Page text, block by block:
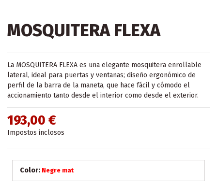
MOSQUITERA FLEXA
La MOSQUITERA FLEXA es una elegante mosquitera enrollable
lateral, ideal para puertas y ventanas; diseño ergonómico de
perfil de la barra de la maneta, que hace fácil y cómodo el
accionamiento tanto desde el interior como desde el exterior.
193,00 €
Impostos inclosos
Color: Negre mat